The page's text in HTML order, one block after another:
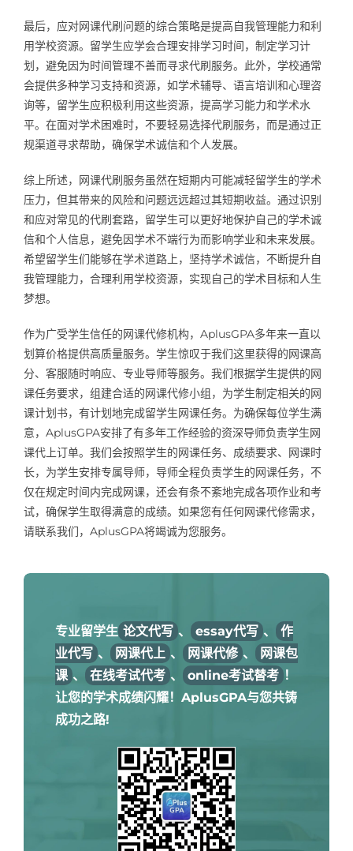
最后，应对网课代刷问题的综合策略是提高自我管理能力和利
用学校资源。留学生应学会合理安排学习时间，制定学习计
划，避免因为时间管理不善而寻求代刷服务。此外，学校通常
会提供多种学习支持和资源，如学术辅导、语言培训和心理咨
询等，留学生应积极利用这些资源，提高学习能力和学术水
平。在面对学术困难时，不要轻易选择代刷服务，而是通过正
规渠道寻求帮助，确保学术诚信和个人发展。
综上所述，网课代刷服务虽然在短期内可能减轻留学生的学术
压力，但其带来的风险和问题远远超过其短期收益。通过识别
和应对常见的代刷套路，留学生可以更好地保护自己的学术诚
信和个人信息，避免因学术不端行为而影响学业和未来发展。
希望留学生们能够在学术道路上，坚持学术诚信，不断提升自
我管理能力，合理利用学校资源，实现自己的学术目标和人生
梦想。
作为广受学生信任的网课代修机构，AplusGPA多年来一直以
划算价格提供高质量服务。学生惊叹于我们这里获得的网课高
分、客服随时响应、专业导师等服务。我们根据学生提供的网
课任务要求，组建合适的网课代修小组，为学生制定相关的网
课计划书，有计划地完成留学生网课任务。为确保每位学生满
意，AplusGPA安排了有多年工作经验的资深导师负责学生网
课代上订单。我们会按照学生的网课任务、成绩要求、网课时
长，为学生安排专属导师，导师全程负责学生的网课任务，不
仅在规定时间内完成网课，还会有条不紊地完成各项作业和考
试，确保学生取得满意的成绩。如果您有任何网课代修需求，
请联系我们，AplusGPA将竭诚为您服务。
专业留学生 论文代写 、 essay代写 、
作
业代写 、 网课代上 、 网课代修 、
网课包
课 、 在线考试代考 、 online考试替考 ！
让您的学术成绩闪耀！AplusGPA与您共铸
成功之路!